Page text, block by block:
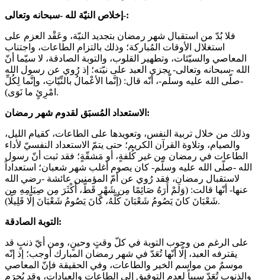
إخلاص النيّة لله -سبحانه وتعالى-:
فلا بُدّ من استقبال شهر رمضان بتجديد النيّة، وعَقْد العزم على
استغلال الأوقات المُباركة؛ وذلك بالتزام الطاعات، واجتناب
المعاصي والسيّئات، وتطهير القلوب، والتوبة الصادقة، لا سيّما أنّ
الله -سبحانه وتعالى- يجزي العبد على نيّته؛ إذ رُوي عن رسول الله
-صلّى الله عليه وسلّم-، أنّه قال: (إنَّما الأعْمالُ بالنِّيّاتِ، وإنَّما لِكُلِّ
امْرِئٍ ما نَوَى).
الاستعداد المُسبَق لقدوم شهر رمضان:
وذلك من خلال تربية النفس، وتعويدها على الطاعات، كقيام الليل،
والصيام، وتلاوة القرآن الكريم؛ حتى يتمّ الاستعداد النفسيّ لأداء
الطاعات في رمضان من غير كُلفةٍ، أو مَشقّةٍ؛ فقد ثبت أنّ رسول
الله -صلّى الله عليه وسلّم- كان يصوم أغلب شهر شعبان؛ استعداداً
لاستقبال رمضان، فقد رُوي عن أمّ المؤمنين عائشة -رضي الله
عنها- أنّها قالت: (وَلَمْ أَرَهُ صَائِمًا مِن شَهْرٍ قَطُّ، أَكْثَرَ مِن صِيَامِهِ مِن
شَعْبَانَ كانَ يَصُومُ شَعْبَانَ كُلَّهُ، كانَ يَصُومُ شَعْبَانَ إلَّا قَلِيلًا).
التوبة الصادقة:
على الرغم من وجوب التوبة في كلّ وقتٍ وحينٍ، ومن أيّ ذنبٍ قد
يقترفه العبد، إلّا أنّها تُعَدّ في شهر رمضان المبارك أوجب؛ إذ إنّه
موسمٌ من مواسم الخير والطاعات، وفي الحقيقة فإنّ المعاصي
والذنوب تُعَدّ سبباً لعدم التوفيق إلى الطاعات والعبادات، وقد يُحرَم